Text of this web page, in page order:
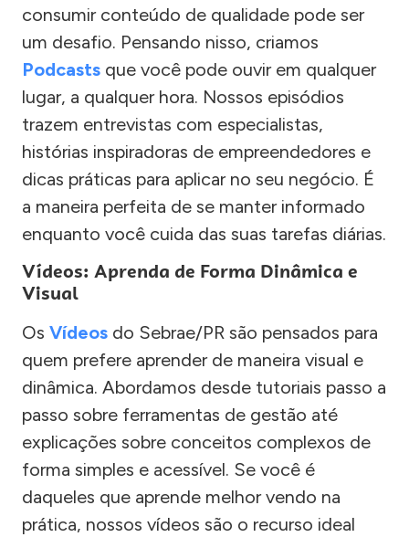
consumir conteúdo de qualidade pode ser
um desafio. Pensando nisso, criamos
Podcasts que você pode ouvir em qualquer
lugar, a qualquer hora. Nossos episódios
trazem entrevistas com especialistas,
histórias inspiradoras de empreendedores e
dicas práticas para aplicar no seu negócio. É
a maneira perfeita de se manter informado
enquanto você cuida das suas tarefas diárias.
Vídeos: Aprenda de Forma Dinâmica e
Visual
Os Vídeos do Sebrae/PR são pensados para
quem prefere aprender de maneira visual e
dinâmica. Abordamos desde tutoriais passo a
passo sobre ferramentas de gestão até
explicações sobre conceitos complexos de
forma simples e acessível. Se você é
daqueles que aprende melhor vendo na
prática, nossos vídeos são o recurso ideal